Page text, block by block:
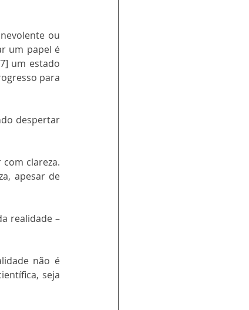
ou
um papel é
um estado
para
despertar
clareza.
apesar de
realidade –
não é
seja